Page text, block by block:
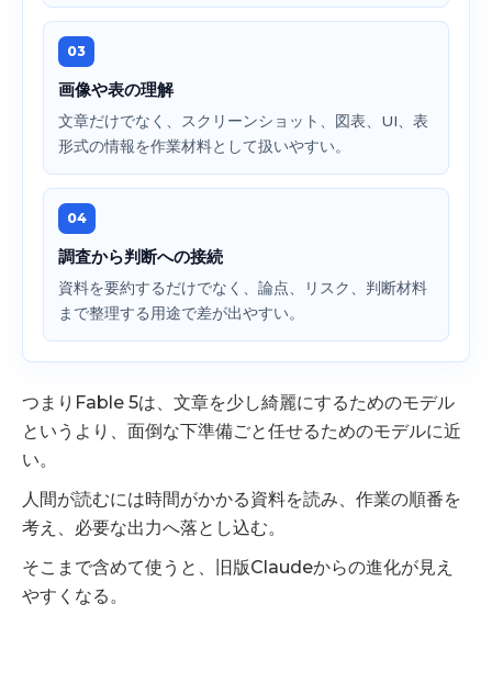
03
画像や表の理解
文章だけでなく、スクリーンショット、図表、UI、表
形式の情報を作業材料として扱いやすい。
04
調査から判断への接続
資料を要約するだけでなく、論点、リスク、判断材料
まで整理する用途で差が出やすい。
つまりFable 5は、文章を少し綺麗にするためのモデル
というより、面倒な下準備ごと任せるためのモデルに近
い。
人間が読むには時間がかかる資料を読み、作業の順番を
考え、必要な出力へ落とし込む。
そこまで含めて使うと、旧版Claudeからの進化が見え
やすくなる。